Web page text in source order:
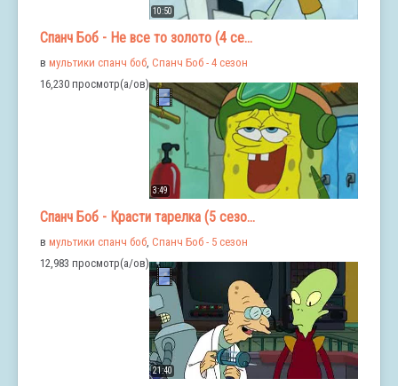
10:50
Спанч Боб - Не все то золото (4 се...
в мультики спанч боб Спанч Боб - 4 сезон
16,230 просмотр(а/ов)
3:49
Спанч Боб - Красти тарелка (5 сезо...
в мультики спанч боб, Спанч Боб - 5 сезон
12,983 просмотр(а/ов)
21:40